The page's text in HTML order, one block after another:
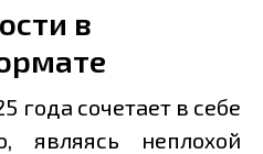
в
года сочетает в себе
являясь неплохой